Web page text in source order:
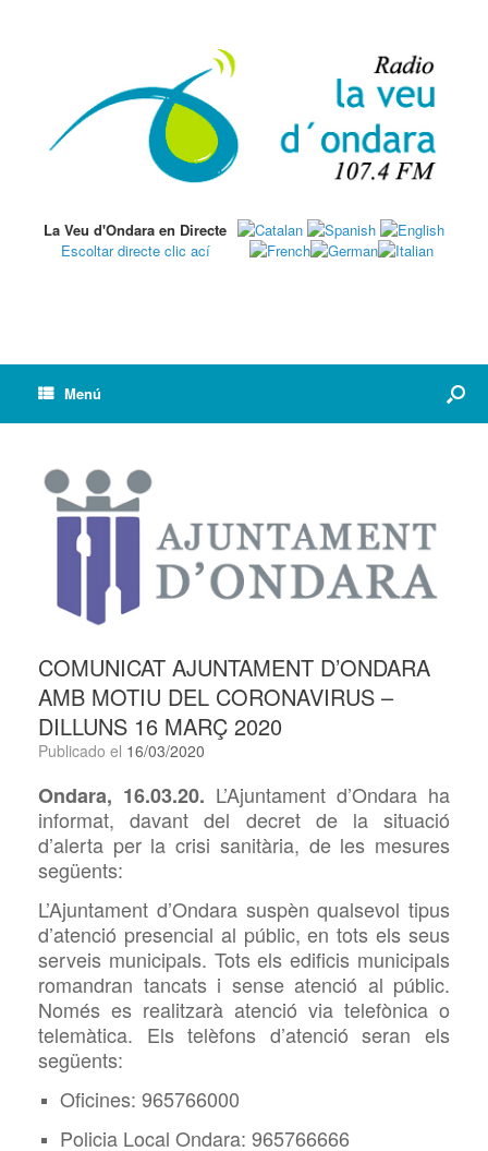
La Veu d'Ondara en Directe
Escoltar directe clic ací
Menú
COMUNICAT AJUNTAMENT D’ONDARA
AMB MOTIU DEL CORONAVIRUS –
DILLUNS 16 MARÇ 2020
Publicado el 16/03/2020
Ondara, 16.03.20. L’Ajuntament d’Ondara ha
informat, davant del decret de la situació
d’alerta per la crisi sanitària, de les mesures
següents:
L’Ajuntament d’Ondara suspèn qualsevol tipus
d’atenció presencial al públic, en tots els seus
serveis municipals. Tots els edificis municipals
romandran tancats i sense atenció al públic.
Només es realitzarà atenció via telefònica o
telemàtica. Els telèfons d’atenció seran els
següents:
Oficines: 965766000
Policia Local Ondara: 965766666